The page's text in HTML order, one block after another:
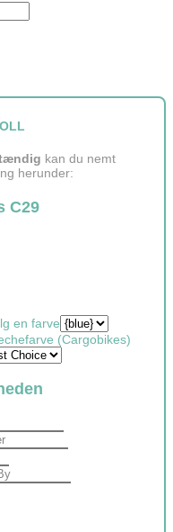
kan du nemt
herunder:
C29
en farve
(Cargobikes)